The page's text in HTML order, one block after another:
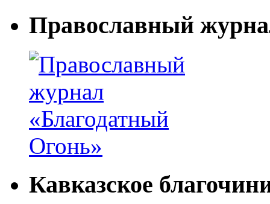
Православный
Кавказское